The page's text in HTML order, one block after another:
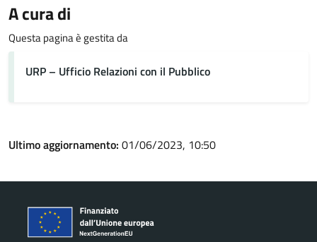
A cura di
Questa pagina è gestita da
URP – Ufficio Relazioni con il Pubblico
Ultimo aggiornamento: 01/06/2023, 10:50